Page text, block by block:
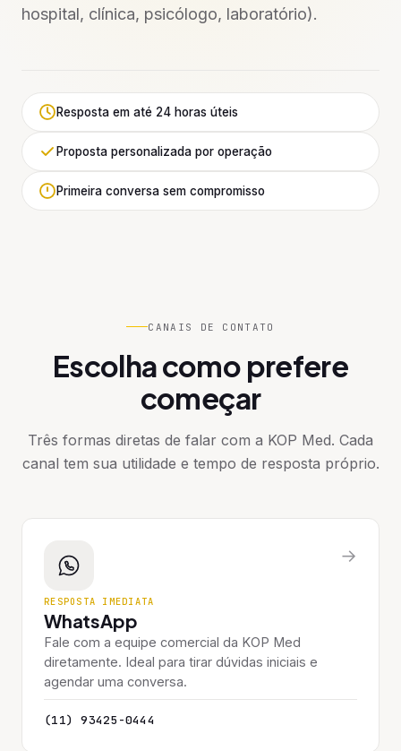
Dermatologista
Cirurgia Vascular
Ginecologista
hospital, clínica, psicólogo, laboratório).
Resposta em até 24 horas úteis
Proposta personalizada por operação
Primeira conversa sem compromisso
CANAIS DE CONTATO
Escolha como prefere
começar
Três formas diretas de falar com a KOP Med. Cada
canal tem sua utilidade e tempo de resposta próprio.
RESPOSTA IMEDIATA
WhatsApp
Fale com a equipe comercial da KOP Med
diretamente. Ideal para tirar dúvidas iniciais e
agendar uma conversa.
(11) 93425-0444
→